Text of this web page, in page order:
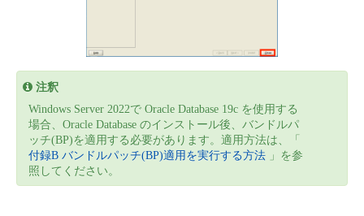
注釈
Windows Server 2022で Oracle Database 19c を使用する
場合、Oracle Database のインストール後、バンドルパ
ッチ(BP)を適用する必要があります。適用方法は、「
付録B バンドルパッチ(BP)適用を実行する方法 」を参
照してください。